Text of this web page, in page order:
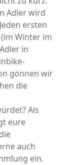
Adler wird
ersten
Winter im
in
gönnen wir
die
Als
eure
auch
ein.